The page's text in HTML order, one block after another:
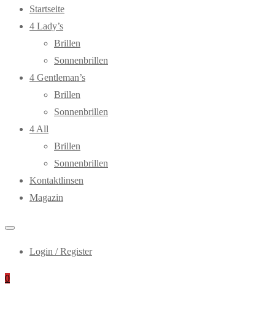
Primary
Menu
Startseite
4 Lady’s
Brillen
Sonnenbrillen
4 Gentleman’s
Brillen
Sonnenbrillen
4 All
Brillen
Sonnenbrillen
Kontaktlinsen
Magazin
Login / Register
0